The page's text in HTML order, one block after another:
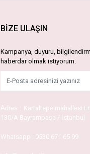
BİZE ULAŞIN
Kampanya, duyuru,
haberdar olmak istiyorum.
Adres : Kartaltepe mahallesi
130/A Bayrampaşa / İstanbul
Whatsapp : 0530 671 65 99